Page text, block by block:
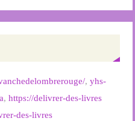
,yhs-
,https://delivrer-des-livres
des-livres